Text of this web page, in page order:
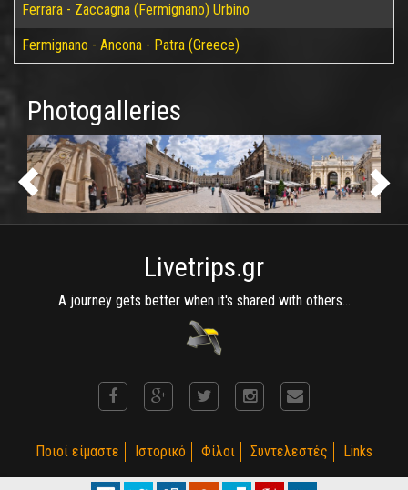
Ferrara - Zaccagna (Fermignano) Urbino
Fermignano - Ancona - Patra (Greece)
Photogalleries
Livetrips.gr
A journey gets better when it's shared with others...
Ποιοί είμαστε Ιστορικό Φίλοι Συντελεστές Links